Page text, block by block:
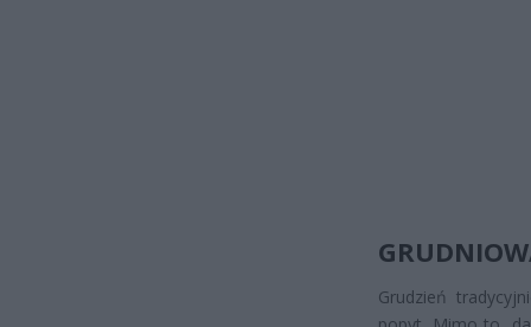
Grudzień